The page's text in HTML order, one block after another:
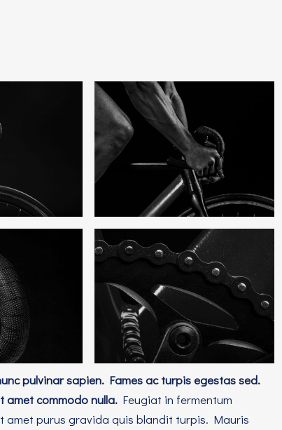
pulvinar sapien. Fames ac turpis egestas sed.
amet commodo nulla. Feugiat in fermentum
purus gravida quis blandit turpis. Mauris